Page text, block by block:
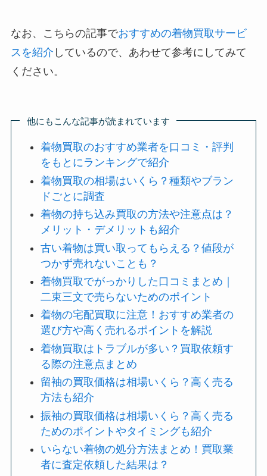
なお、こちらの記事でおすすめの着物買取サービ
スを紹介 しているので、あわせて参考にしてみて
ください。
他にもこんな記事が読まれています
着物買取のおすすめ業者を口コミ・評判
をもとにランキングで紹介
着物買取の相場はいくら？種類やブラン
ドごとに調査
着物の持ち込み買取の方法や注意点は？
メリット・デメリットも紹介
古い着物は買い取ってもらえる？値段が
つかず売れないことも？
着物買取でがっかりした口コミまとめ｜
二束三文で売らないためのポイント
着物の宅配買取に注意！おすすめ業者の
選び方や高く売れるポイントを解説
着物買取はトラブルが多い？買取依頼す
る際の注意点まとめ
留袖の買取価格は相場いくら？高く売る
方法も紹介
振袖の買取価格は相場いくら？高く売る
ためのポイントやタイミングも紹介
いらない着物の処分方法まとめ！買取業
者に査定依頼した結果は？